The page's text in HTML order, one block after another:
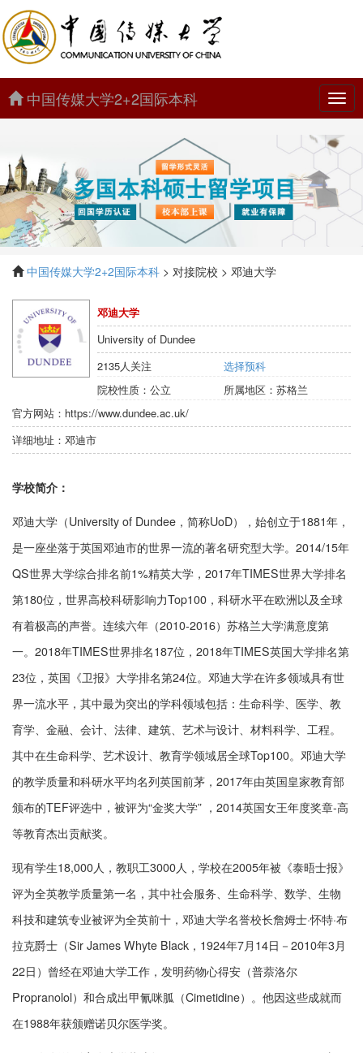
中
国
传
大
学
2+2
际
本
科
中国传媒大学2+2国际本科
中国传媒大学2+2国际本科 > 对接院校 > 邓迪大学
邓迪大学
University of Dundee
2135人关注
选择预科
院校性质： 公立 所属地区：苏格兰
官方网站： https://www.dundee.ac.uk/
详细地址： 邓迪市
学校简介：
邓迪大学（University of Dundee，简称UoD），始创立于1881年，
是一座坐落于英国邓迪市的世界一流的著名研究型大学。2014/15年
QS世界大学综合排名前1%精英大学，2017年TIMES世界大学排名
第180位，世界高校科研影响力Top100，科研水平在欧洲以及全球
有着极高的声誉。连续六年（2010-2016）苏格兰大学满意度第
一。2018年TIMES世界排名187位，2018年TIMES英国大学排名第
23位，英国《卫报》大学排名第24位。邓迪大学在许多领域具有世
界一流水平，其中最为突出的学科领域包括：生命科学、医学、教
育学、金融、会计、法律、建筑、艺术与设计、材料科学、工程。
其中在生命科学、艺术设计、教育学领域居全球Top100。邓迪大学
的教学质量和科研水平均名列英国前茅，2017年由英国皇家教育部
颁布的TEF评选中，被评为“金奖大学” ，2014英国女王年度奖章-高
等教育杰出贡献奖。
现有学生18,000人，教职工3000人，学校在2005年被《泰晤士报》
评为全英教学质量第一名，其中社会服务、生命科学、数学、生物
科技和建筑专业被评为全英前十，邓迪大学名誉校长詹姆士·怀特·布
拉克爵士（Sir James Whyte Black，1924年7月14日－2010年3月
22日）曾经在邓迪大学工作，发明药物心得安（普萘洛尔
Propranolol）和合成出甲氰咪胍（Cimetidine）。他因这些成就而
在1988年获颁赠诺贝尔医学奖。